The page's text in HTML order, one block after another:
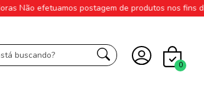
Não efetuamos postagem de produtos nos fins de
0